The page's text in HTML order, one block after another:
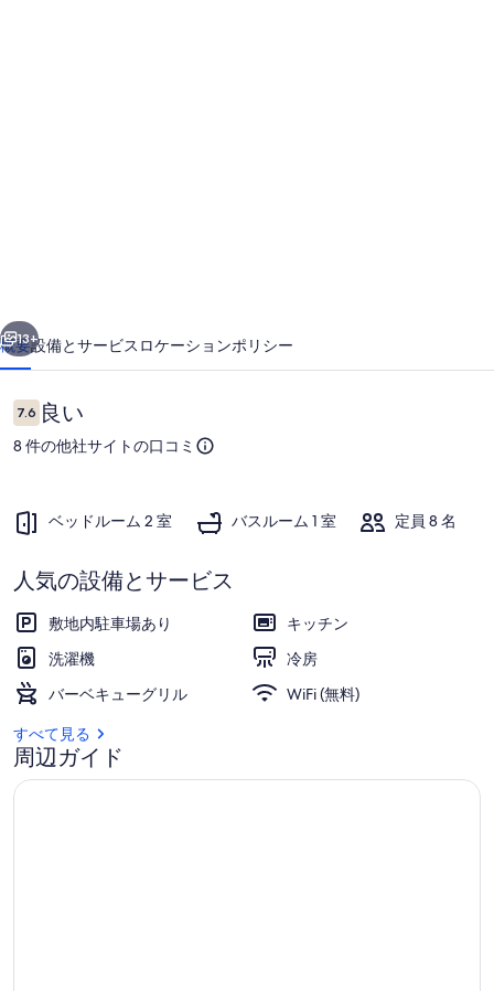
市
静
岡
県
写
真
ギ
ャ
ラ
リ
ー
13+
概要設備とサービス ロケーションポリシー
口
コ
ミ
7.610段階中7.6
良い
8 件の他社サイトの口コミ
ベッドルーム 2 室 バスルーム 1 室 定員 8 名
人気の設備とサービス
敷地内駐車場あり
キッチン
洗濯機
冷房
バーベキューグリル
WiFi (無料)
すべて見る
周辺ガイド